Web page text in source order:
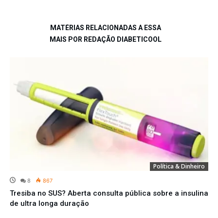
MATÉRIAS RELACIONADAS A ESSA
MAIS POR REDAÇÃO DIABETICOOL
Política & Dinheiro
8 867
Tresiba no SUS? Aberta consulta pública sobre a insulina
de ultra longa duração